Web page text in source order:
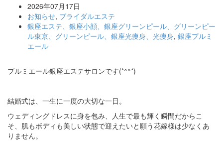
2026年07月17日
お知らせ, ブライダルエステ
銀座エステ、銀座小顔、銀座グリーンピール、グリーンピー
ル東京、グリーンピール、銀座光痩身、光痩身, 銀座プルミ
エール
プルミエール銀座エステサロンです(*^^*)
結婚式は、一生に一度の大切な一日。
ウェディングドレスに身を包み、人生で最も輝く瞬間だからこ
そ、肌もボディも美しい状態で迎えたいと願う花嫁様は少なくあ
りません。